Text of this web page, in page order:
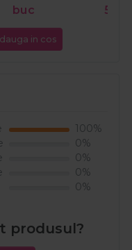
buc
in cos
100%
0%
0%
0%
0%
produsul?